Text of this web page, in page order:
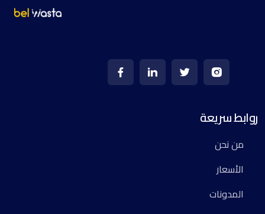
روابط سريعة
من نحن
الأسعار
المدونات